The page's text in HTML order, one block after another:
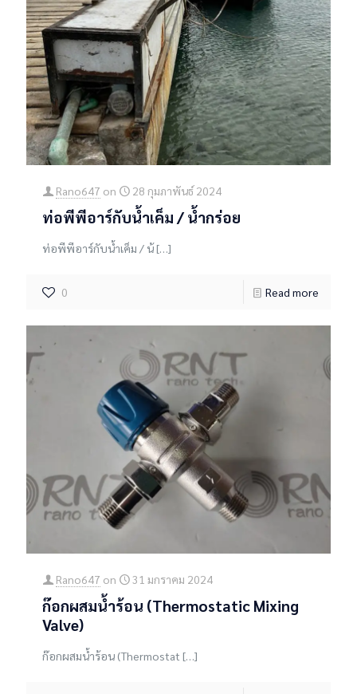
Rano647 on 28 กุมภาพันธ์ 2024
ท่อพีพีอาร์กับน้ำเค็ม / น้ำกร่อย
ท่อพีพีอาร์กับน้ำเค็ม / น้[…]
0 Read more
Rano647 on 31 มกราคม 2024
ก๊อกผสมน้ำร้อน (Thermostatic Mixing
Valve)
ก๊อกผสมน้ำร้อน (Thermostat […]